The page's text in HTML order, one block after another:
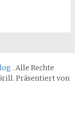
. Alle Rechte
Präsentiert von